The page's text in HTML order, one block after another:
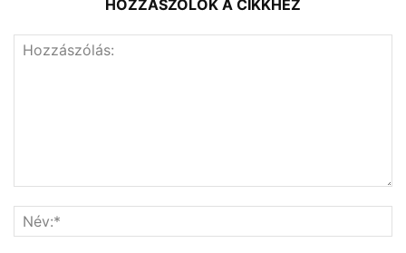
HOZZÁSZÓLOK A CIKKHEZ